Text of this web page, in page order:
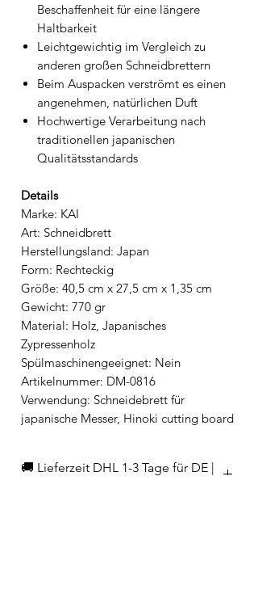
Beschaffenheit für eine längere
Haltbarkeit
Leichtgewichtig im Vergleich zu
anderen großen Schneidbrettern
Beim Auspacken verströmt es einen
angenehmen, natürlichen Duft
Hochwertige Verarbeitung nach
traditionellen japanischen
Qualitätsstandards
Details
Marke: KAI
Art: Schneidbrett
Herstellungsland: Japan
Form: Rechteckig
Größe: 40,5 cm x 27,5 cm x 1,35 cm
Gewicht: 770 gr
Material: Holz, Japanisches
Zypressenholz
Spülmaschinengeeignet: Nein
Artikelnummer: DM-0816
Verwendung: Schneidebrett für
japanische Messer, Hinoki cutting board
🚚 Lieferzeit DHL 1-3 Tage für DE |